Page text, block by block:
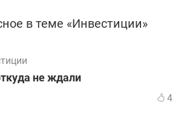
в теме «Инвестиции»
не ждали
4